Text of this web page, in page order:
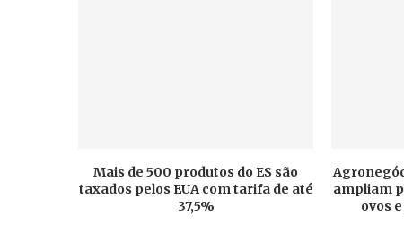
Mais de 500 produtos do ES são
taxados pelos EUA com tarifa de até
37,5%
ampliam
ovos